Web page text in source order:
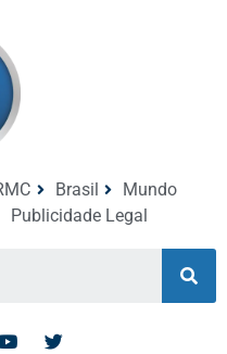
Brasil
Mundo
Publicidade Legal